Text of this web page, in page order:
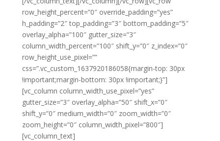
row_height_percent=”0″ override_padding=”yes”
h_padding=”2″ top_padding=”3″ bottom_padding=”5″
overlay_alpha=”100″ gutter_size=”3″
column_width_percent=”100″ shift_y=”0″ z_index=”0″
row_height_use_pixel=””
css=”.vc_custom_1637920186058{margin-top: 30px
!important;margin-bottom: 30px !important;}”]
[vc_column column_width_use_pixel=”yes”
gutter_size=”3″ overlay_alpha=”50″ shift_x=”0″
shift_y=”0″ medium_width=”0″ zoom_width=”0″
zoom_height=”0″ column_width_pixel=”800″]
[vc_column_text]